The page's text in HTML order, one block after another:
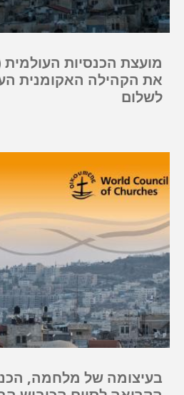
את הקהילה האקומנית
לשלום
בעיצומה של מלחמה,